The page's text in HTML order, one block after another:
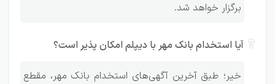
برگزار خواهد شد.
آیا استخدام بانک مهر با دیپلم امکان پذیر است؟
خیر؛ طبق آخرین آگهی‌های استخدام بانک مهر، مقطع